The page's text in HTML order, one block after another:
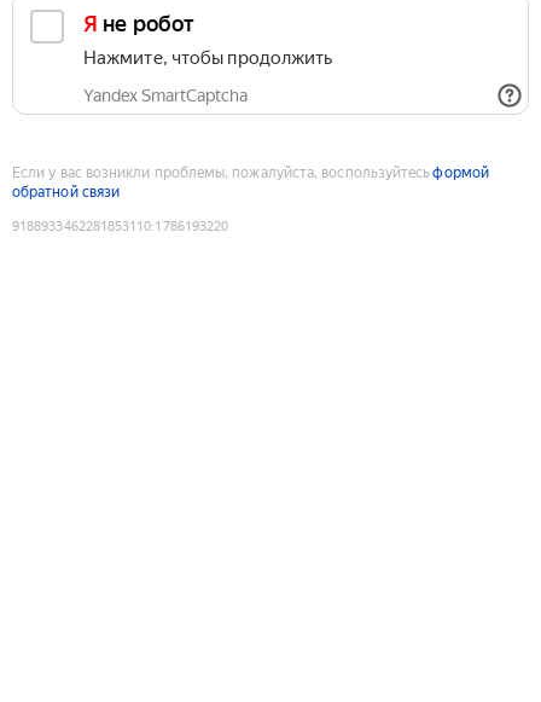
Я не робот
Нажмите, чтобы продолжить
Yandex SmartCaptcha
Если у вас возникли проблемы, пожалуйста, воспользуйтесьформой
обратной связи
9188933462281853110:1786193220